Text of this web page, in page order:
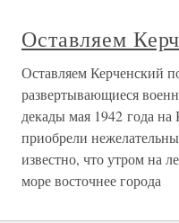
Оставляем
Оставляем Керченский
развертывающиеся
декады мая 1942 года на
приобрели
известно, что утром на
море восточнее города